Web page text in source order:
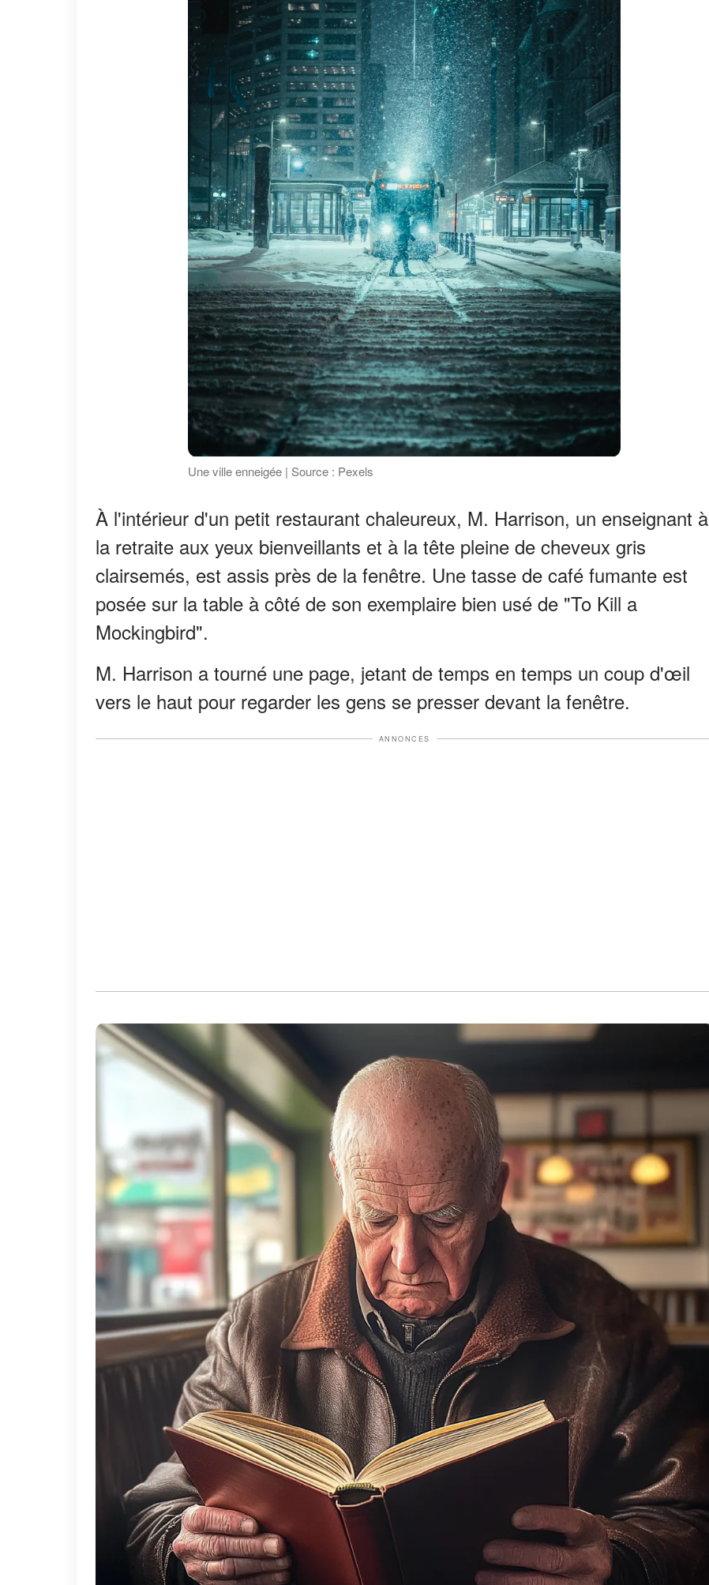
Une ville enneigée | Source : Pexels
À l'intérieur d'un petit restaurant chaleureux, M. Harrison, un enseignant à
la retraite aux yeux bienveillants et à la tête pleine de cheveux gris
clairsemés, est assis près de la fenêtre. Une tasse de café fumante est
posée sur la table à côté de son exemplaire bien usé de "To Kill a
Mockingbird".
M. Harrison a tourné une page, jetant de temps en temps un coup d'œil
vers le haut pour regarder les gens se presser devant la fenêtre.
ANNONCES